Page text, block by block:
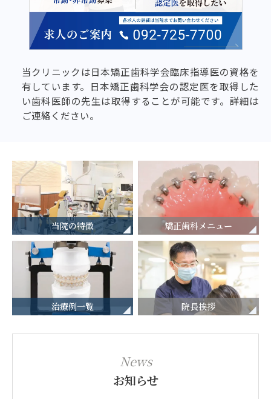
当クリニックは日本矯正歯科学会臨床指導医の資格を
有しています。日本矯正歯科学会の認定医を取得した
い歯科医師の先生は取得することが可能です。詳細は
ご連絡ください。
当院の特徴 矯正歯科メニュー
治療例一覧 院長挨拶
News
お知らせ